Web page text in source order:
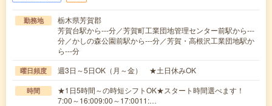
勤務地
栃木県芳賀郡
芳賀台駅から---分／芳賀町工業団地管理センター前駅から---
分／かしの森公園前駅から---分／芳賀・高根沢工業団地駅か
ら---分
曜日頻度 週3日～5日OK（月～金） ★土日休みOK
時間
★1日5時間～の時短シフトOK★スタート時間選べます！
7:00～16:009:00～17:0011:…